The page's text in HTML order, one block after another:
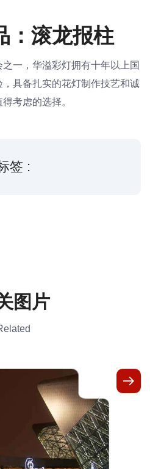
：滚龙报柱
一，华溢彩灯拥有十年以上国
具备扎实的花灯制作技艺和诚
考虑的选择。
签 :
图片